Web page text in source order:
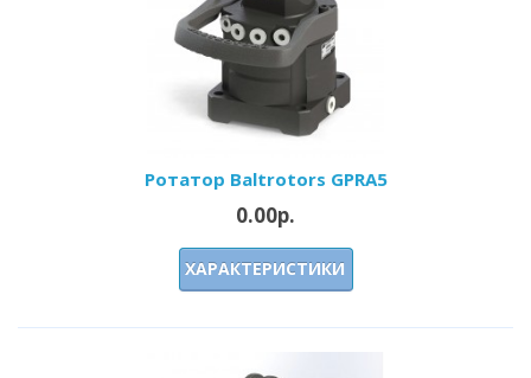
Ротатор Baltrotors GPRA5
0.00р.
ХАРАКТЕРИСТИКИ